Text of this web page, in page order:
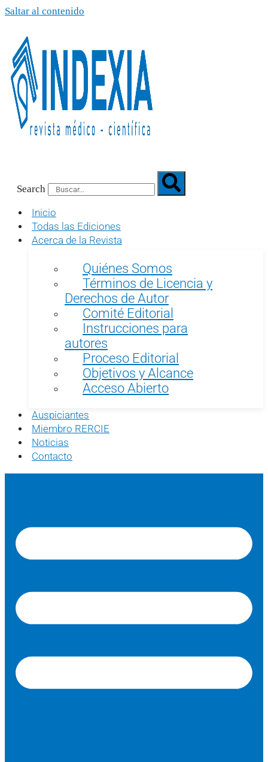
Saltar al contenido
Search
Inicio
Todas las Ediciones
Acerca de la Revista
Quiénes Somos
Términos de Licencia y
Derechos de Autor
Comité Editorial
Instrucciones para
autores
Proceso Editorial
Objetivos y Alcance
Acceso Abierto
Auspiciantes
Miembro RERCIE
Noticias
Contacto